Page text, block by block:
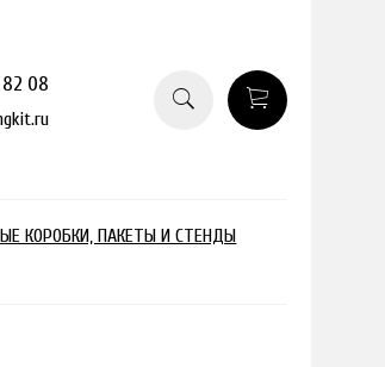
08
КОРОБКИ, ПАКЕТЫ И СТЕНДЫ